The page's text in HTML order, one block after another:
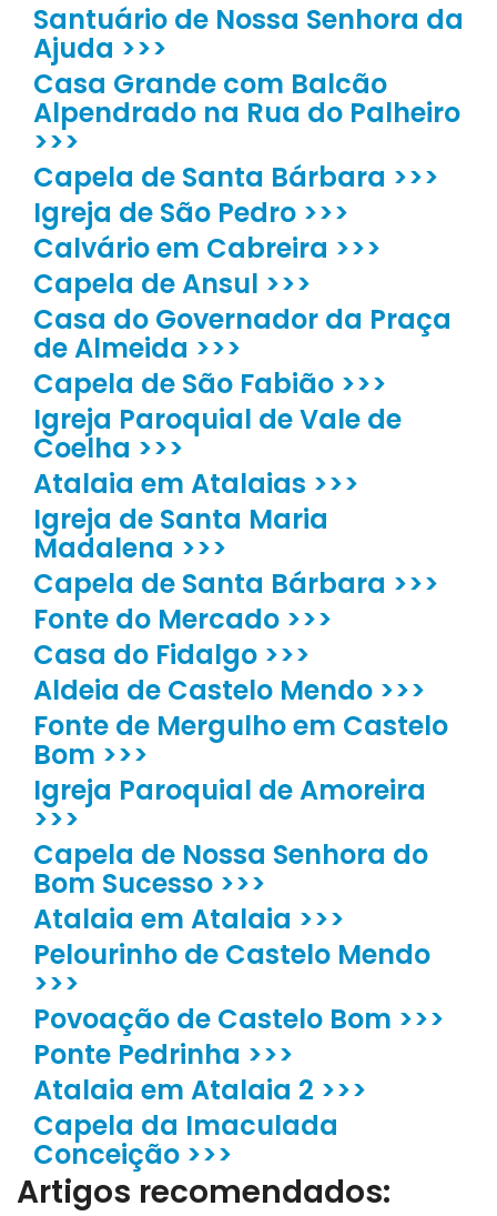
Santuário de Nossa Senhora da
Ajuda >>>
Casa Grande com Balcão
Alpendrado na Rua do Palheiro
>>>
Capela de Santa Bárbara >>>
Igreja de São Pedro >>>
Calvário em Cabreira >>>
Capela de Ansul >>>
Casa do Governador da Praça
de Almeida >>>
Capela de São Fabião >>>
Igreja Paroquial de Vale de
Coelha >>>
Atalaia em Atalaias >>>
Igreja de Santa Maria
Madalena >>>
Capela de Santa Bárbara >>>
Fonte do Mercado >>>
Casa do Fidalgo >>>
Aldeia de Castelo Mendo >>>
Fonte de Mergulho em Castelo
Bom >>>
Igreja Paroquial de Amoreira
>>>
Capela de Nossa Senhora do
Bom Sucesso >>>
Atalaia em Atalaia >>>
Pelourinho de Castelo Mendo
>>>
Povoação de Castelo Bom >>>
Ponte Pedrinha >>>
Atalaia em Atalaia 2 >>>
Capela da Imaculada
Conceição >>>
Artigos recomendados: